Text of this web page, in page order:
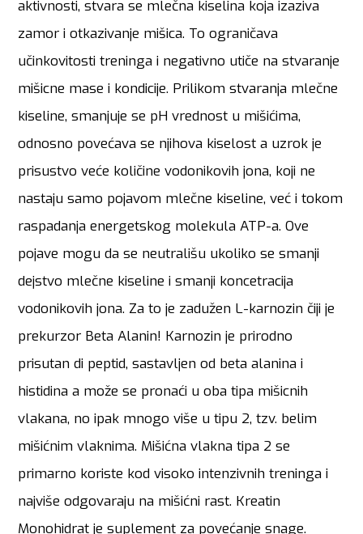
aktivnosti, stvara se mlečna kiselina koja izaziva
zamor i otkazivanje mišica. To ograničava
učinkovitosti treninga i negativno utiče na stvaranje
mišicne mase i kondicije. Prilikom stvaranja mlečne
kiseline, smanjuje se pH vrednost u mišićima,
odnosno povećava se njihova kiselost a uzrok je
prisustvo veće količine vodonikovih jona, koji ne
nastaju samo pojavom mlečne kiseline, već i tokom
raspadanja energetskog molekula ATP-a. Ove
pojave mogu da se neutrališu ukoliko se smanji
dejstvo mlečne kiseline i smanji koncetracija
vodonikovih jona. Za to je zadužen L-karnozin čiji je
prekurzor Beta Alanin! Karnozin je prirodno
prisutan di peptid, sastavljen od beta alanina i
histidina a može se pronaći u oba tipa mišicnih
vlakana, no ipak mnogo više u tipu 2, tzv. belim
mišićnim vlaknima. Mišićna vlakna tipa 2 se
primarno koriste kod visoko intenzivnih treninga i
najviše odgovaraju na mišićni rast. Kreatin
Monohidrat je suplement za povećanje snage.